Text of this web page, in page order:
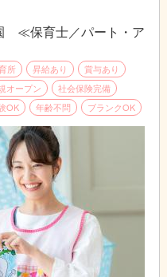
≪保育士／パート・ア
所 昇給あり
賞与あり
オープン
社会保険完備
OK 年齢不問 ブランクOK